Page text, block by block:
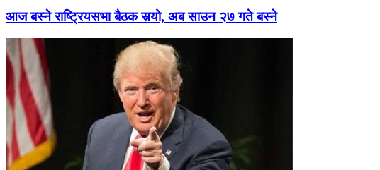
आज बस्ने राष्ट्रियसभा बैठक सर्‍यो, अब साउन २७ गते बस्ने